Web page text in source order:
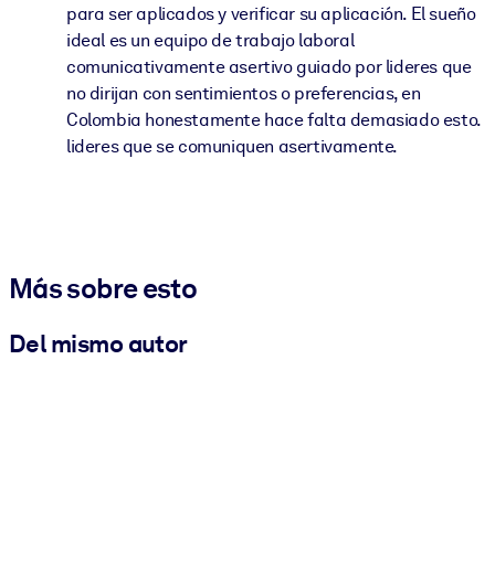
para ser aplicados y verificar su aplicación. El sueño
ideal es un equipo de trabajo laboral
comunicativamente asertivo guiado por lideres que
no dirijan con sentimientos o preferencias, en
Colombia honestamente hace falta demasiado esto.
lideres que se comuniquen asertivamente.
Más sobre esto
Del mismo autor